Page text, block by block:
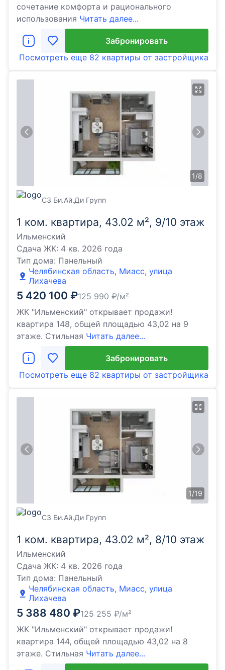
сочетание комфорта и рационального
использования Читать далее...
Забронировать
Посмотреть еще 82 квартиры от застройщика
1/8
1 ком. квартира, 43.02 м², 9/10 этаж
Ильменский
Сдача ЖК: 4 кв. 2026 года
Тип дома: Панельный
Челябинская область, Миасс, улица
Лихачева
5 420 100 ₽125 990 ₽/м²
ЖК "Ильменский" открывает продажи!
квартира 148, общей площадью 43,02 на 9
этаже. Стильная Читать далее...
СЗ Би.Ай.Ди Групп
Забронировать
Посмотреть еще 82 квартиры от застройщика
1/19
1 ком. квартира, 43.02 м², 8/10 этаж
Ильменский
Сдача ЖК: 4 кв. 2026 года
Тип дома: Панельный
Челябинская область, Миасс, улица
Лихачева
5 388 480 ₽125 255 ₽/м²
ЖК "Ильменский" открывает продажи!
квартира 144, общей площадью 43,02 на 8
этаже. Стильная Читать далее...
СЗ Би.Ай.Ди Групп